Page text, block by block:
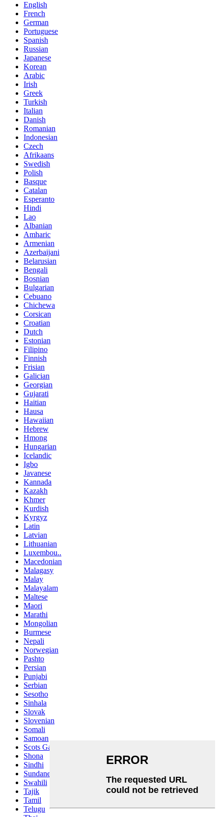
English
French
German
Portuguese
Spanish
Russian
Japanese
Korean
Arabic
Irish
Greek
Turkish
Italian
Danish
Romanian
Indonesian
Czech
Afrikaans
Swedish
Polish
Basque
Catalan
Esperanto
Hindi
Lao
Albanian
Amharic
Armenian
Azerbaijani
Belarusian
Bengali
Bosnian
Bulgarian
Cebuano
Chichewa
Corsican
Croatian
Dutch
Estonian
Filipino
Finnish
Frisian
Galician
Georgian
Gujarati
Haitian
Hausa
Hawaiian
Hebrew
Hmong
Hungarian
Icelandic
Igbo
Javanese
Kannada
Kazakh
Khmer
Kurdish
Kyrgyz
Latin
Latvian
Lithuanian
Luxembou..
Macedonian
Malagasy
Malay
Malayalam
Maltese
Maori
Marathi
Mongolian
Burmese
Nepali
Norwegian
Pashto
Persian
Punjabi
Serbian
Sesotho
Sinhala
Slovak
Slovenian
Somali
Samoan
Scots Gaelic
Shona
Sindhi
Sundanese
Swahili
Tajik
Tamil
Telugu